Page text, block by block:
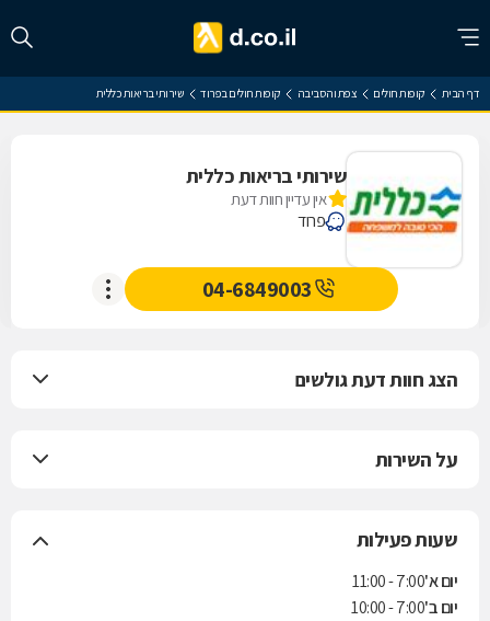
דף הבית קופות חולים צפת והסביבה קופות חולים בפרוד שירותי בריאות כללית
שירותי בריאות כללית
אין עדיין חוות דעת
פרוד
04-6849003
הצג חוות דעת גולשים
על השירות
שעות פעילות
יום א'7:00 - 11:00
יום ב'7:00 - 10:00